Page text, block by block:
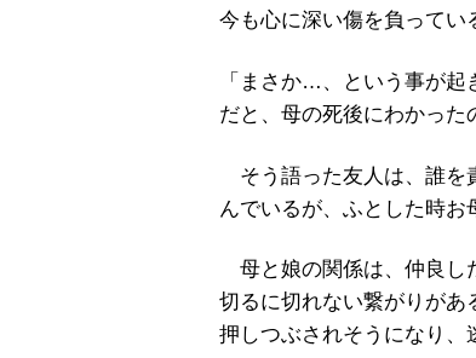
今も心に深い傷を負ってい
「まさか…、という事が
だと、母の死後にわかった
そう語った友人は、誰を
んでいるが、ふとした時お
母と娘の関係は、仲良し
切るに切れない繋がりがあ
押しつぶされそうになり、